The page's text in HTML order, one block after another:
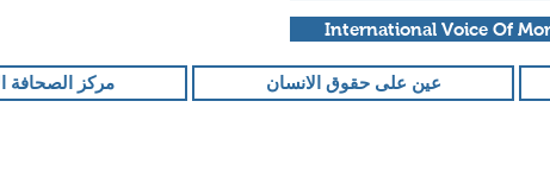
International Voice Of
عين على حقوق الانسان مركز الصحافة